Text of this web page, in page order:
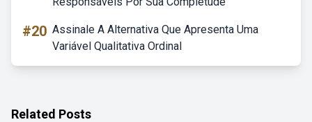
#20 Assinale A Alternativa Que Apresenta Uma
Variável Qualitativa Ordinal
Related Posts